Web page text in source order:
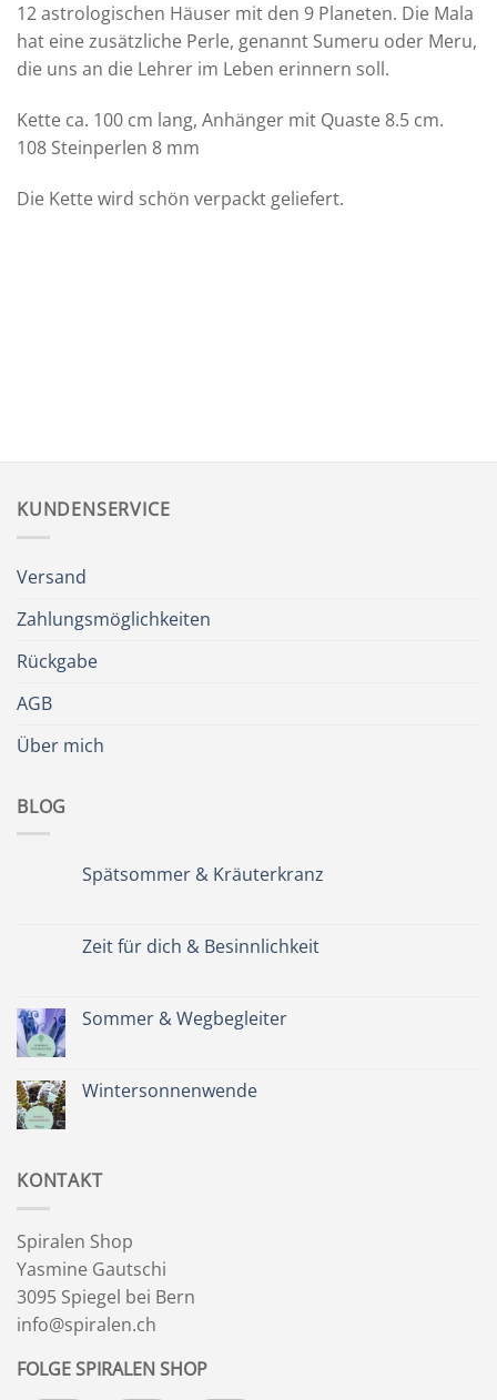
12 astrologischen Häuser mit den 9 Planeten. Die Mala
hat eine zusätzliche Perle, genannt Sumeru oder Meru,
die uns an die Lehrer im Leben erinnern soll.
Kette ca. 100 cm lang, Anhänger mit Quaste 8.5 cm.
108 Steinperlen 8 mm
Die Kette wird schön verpackt geliefert.
KUNDENSERVICE
Versand
Zahlungsmöglichkeiten
Rückgabe
AGB
Über mich
BLOG
Spätsommer & Kräuterkranz
Spätsommer
&
Zeit für dich & Besinnlichkeit
Zeit
für
Sommer & Wegbegleiter
Sommer
&
Wintersonnenwende
KONTAKT
Spiralen Shop
Yasmine Gautschi
3095 Spiegel bei Bern
info@spiralen.ch
FOLGE SPIRALEN SHOP